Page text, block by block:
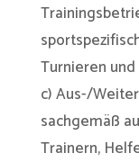
Turnieren
c) Aus-/
sachgemäß
Trainern,